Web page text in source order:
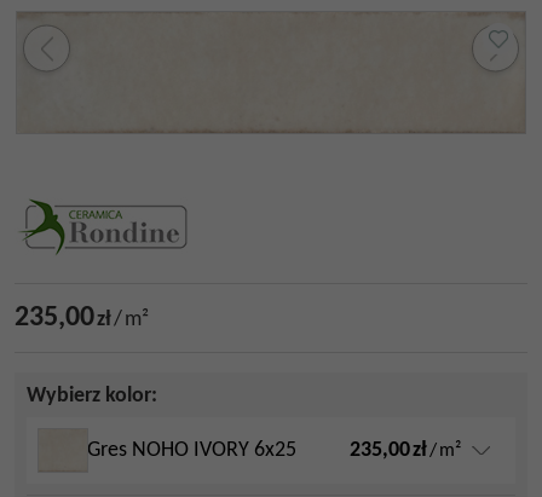
235,00zł/ m²
Wybierz kolor:
Gres NOHO IVORY 6x25 235,00zł/m²